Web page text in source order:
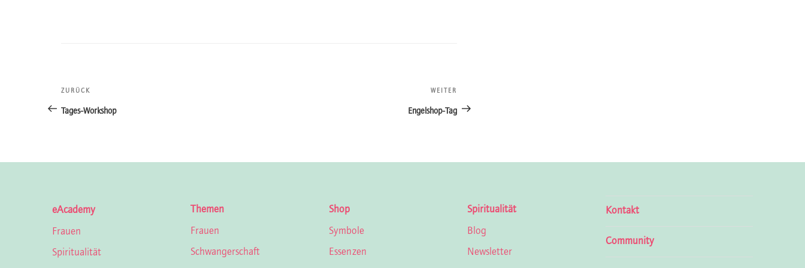
Beitragsnavigation
Vorheriger
Beitrag
ZURÜCK
Tages-Workshop
Beitrag
WEITER
Engelshop-Tag
eAcademy
Frauen
Spiritualität
Themen
Frauen
Schwangerschaft
Shop
Symbole
Essenzen
Spiritualität
Blog
Newsletter
Kontakt
Community